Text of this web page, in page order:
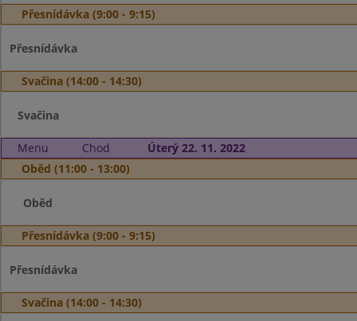
Přesnídávka (9:00 - 9:15)
Přesnídávka
Svačina (14:00 - 14:30)
Svačina
Menu Chod
Úterý 22. 11. 2022
Oběd (11:00 - 13:00)
Oběd
Přesnídávka (9:00 - 9:15)
Přesnídávka
Svačina (14:00 - 14:30)